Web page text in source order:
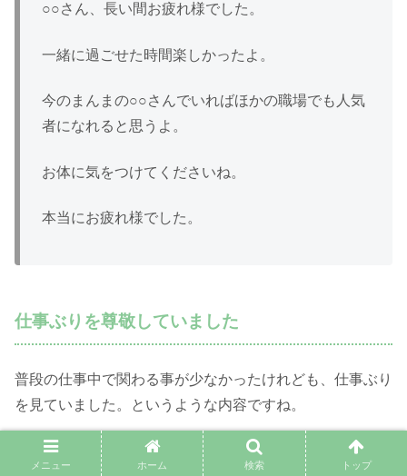
○○さん、長い間お疲れ様でした。
一緒に過ごせた時間楽しかったよ。
今のまんまの○○さんでいればほかの職場でも人気
者になれると思うよ。
お体に気をつけてくださいね。
本当にお疲れ様でした。
仕事ぶりを尊敬していました
普段の仕事中で関わる事が少なかったけれども、仕事ぶり
を見ていました。というような内容ですね。
尊敬していたと言われて気分が悪くなる人はいないので、
メニュー ホーム 検索 トップ